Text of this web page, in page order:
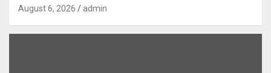
August 6, 2026 admin